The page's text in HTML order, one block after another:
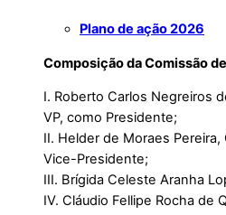
Plano de ação 2026
Composição da Comissão
I. Roberto Carlos Negreiros
VP, como Presidente;
II. Helder de Moraes
Vice-Presidente;
III. Brígida Celeste Aranha
IV. Cláudio Fellipe Rocha de